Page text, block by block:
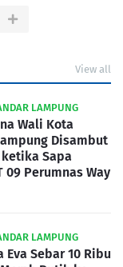
View all
LAMPUNG
Wali Kota
Disambut
Sapa
09 Perumnas Way
LAMPUNG
Eva Sebar 10 Ribu